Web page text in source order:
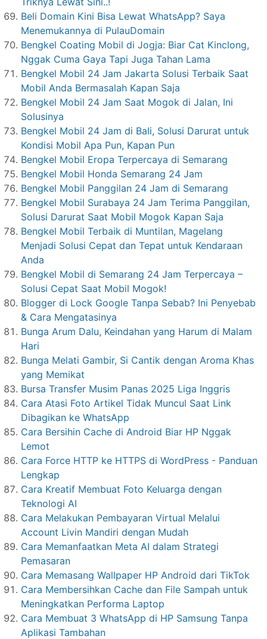
Beli Domain Kini Bisa Lewat WhatsApp? Saya
Menemukannya di PulauDomain
Bengkel Coating Mobil di Jogja: Biar Cat Kinclong,
Nggak Cuma Gaya Tapi Juga Tahan Lama
Bengkel Mobil 24 Jam Jakarta Solusi Terbaik Saat
Mobil Anda Bermasalah Kapan Saja
Bengkel Mobil 24 Jam Saat Mogok di Jalan, Ini
Solusinya
Bengkel Mobil 24 Jam di Bali, Solusi Darurat untuk
Kondisi Mobil Apa Pun, Kapan Pun
Bengkel Mobil Eropa Terpercaya di Semarang
Bengkel Mobil Honda Semarang 24 Jam
Bengkel Mobil Panggilan 24 Jam di Semarang
Bengkel Mobil Surabaya 24 Jam Terima Panggilan,
Solusi Darurat Saat Mobil Mogok Kapan Saja
Bengkel Mobil Terbaik di Muntilan, Magelang
Menjadi Solusi Cepat dan Tepat untuk Kendaraan
Anda
Bengkel Mobil di Semarang 24 Jam Terpercaya –
Solusi Cepat Saat Mobil Mogok!
Blogger di Lock Google Tanpa Sebab? Ini Penyebab
& Cara Mengatasinya
Bunga Arum Dalu, Keindahan yang Harum di Malam
Hari
Bunga Melati Gambir, Si Cantik dengan Aroma Khas
yang Memikat
Bursa Transfer Musim Panas 2025 Liga Inggris
Cara Atasi Foto Artikel Tidak Muncul Saat Link
Dibagikan ke WhatsApp
Cara Bersihin Cache di Android Biar HP Nggak
Lemot
Cara Force HTTP ke HTTPS di WordPress - Panduan
Lengkap
Cara Kreatif Membuat Foto Keluarga dengan
Teknologi AI
Cara Melakukan Pembayaran Virtual Melalui
Account Livin Mandiri dengan Mudah
Cara Memanfaatkan Meta AI dalam Strategi
Pemasaran
Cara Memasang Wallpaper HP Android dari TikTok
Cara Membersihkan Cache dan File Sampah untuk
Meningkatkan Performa Laptop
Cara Membuat 3 WhatsApp di HP Samsung Tanpa
Aplikasi Tambahan